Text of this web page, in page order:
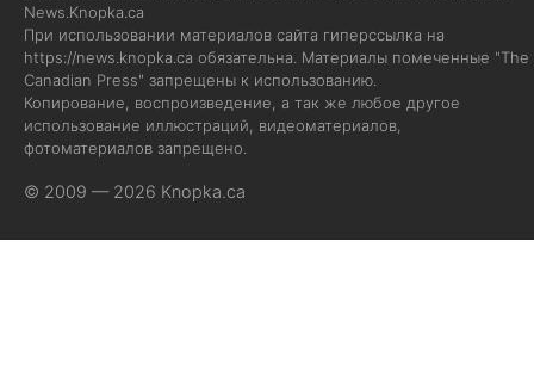
News.Knopka.ca
При использовании материалов сайта гиперссылка на
https://news.knopka.ca обязательна. Материалы помеченные "The
Canadian Press" запрещены к использованию.
Копирование, воспроизведение, а так же любое другое
использование иллюстраций, видеоматериалов,
фотоматериалов запрещено.
© 2009 — 2026 Knopka.ca